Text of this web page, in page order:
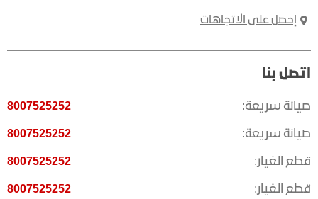
إحصل على الاتجاهات
اتصل بنا
صيانة سريعة:
8007525252
صيانة سريعة:
8007525252
قطع الغيار:
8007525252
قطع الغيار:
8007525252